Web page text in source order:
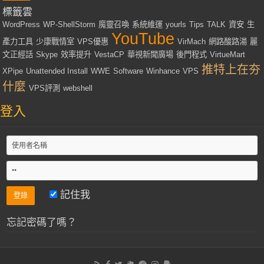
標籤雲
WordPress WP-ShellStorm 魔靈召喚 系統維運 yourls Tips TALK 資安 生
產力工具 少康戰情室 VPS優惠 YouTube VirMach 網路酸路湯 麗
文正經話 Skype 效率提升 VestaCP 華視新聞廣場 後門程式 VirtueMart
XPipe Unattended Install WWE Software Winhance VPS 推特上在夯
什麼 VPS評測 webshell
登入
記住我
忘記密碼了嗎？